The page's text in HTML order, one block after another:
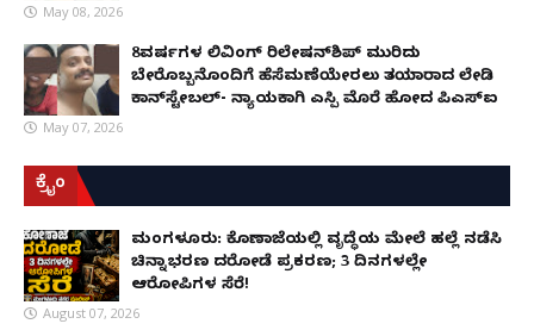
May 08, 2026
8ವರ್ಷಗಳ ಲಿವಿಂಗ್‌ ರಿಲೇಷನ್‌ಶಿಪ್ ಮುರಿದು
ಬೇರೊಬ್ಬನೊಂದಿಗೆ ಹೆಸೆಮಣೆಯೇರಲು ತಯಾರಾದ ಲೇಡಿ
ಕಾನ್‌ಸ್ಟೇಬಲ್- ನ್ಯಾಯಕ್ಕಾಗಿ ಎಸ್ಪಿ ಮೊರೆ ಹೋದ ಪಿಎಸ್ಐ
May 07, 2026
ಕ್ರೈಂ
ಮಂಗಳೂರು: ಕೊಣಾಜೆಯಲ್ಲಿ ವೃದ್ಧೆಯ ಮೇಲೆ ಹಲ್ಲೆ ನಡೆಸಿ
ಚಿನ್ನಾಭರಣ ದರೋಡೆ ಪ್ರಕರಣ; 3 ದಿನಗಳಲ್ಲೇ
ಆರೋಪಿಗಳ ಸೆರೆ!
August 07, 2026